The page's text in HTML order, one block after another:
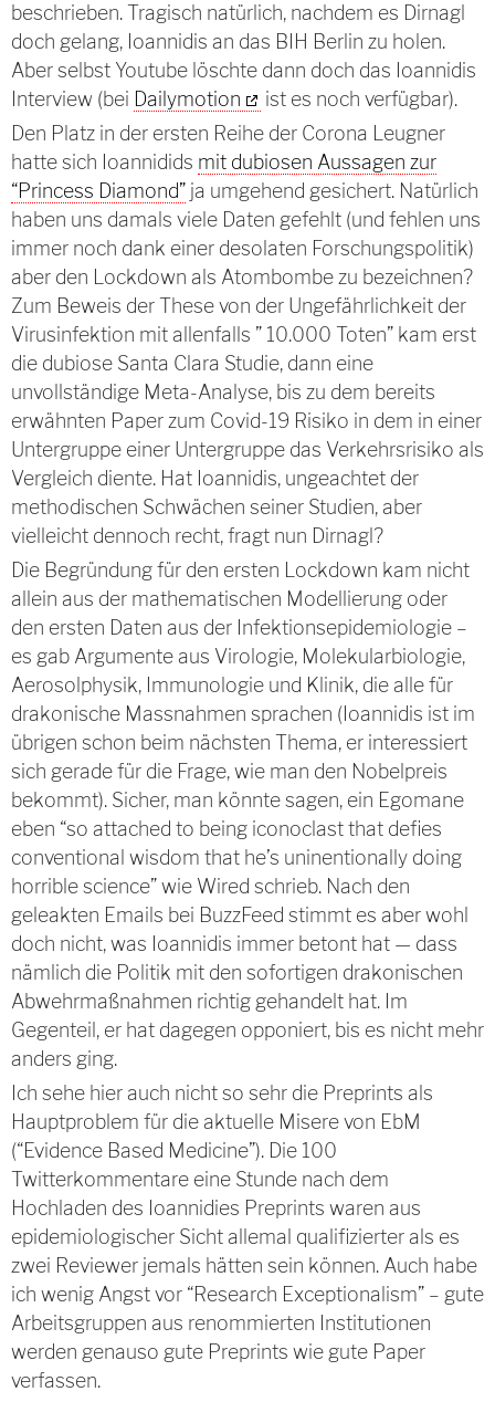
beschrieben. Tragisch natürlich, nachdem es Dirnagl
doch gelang, Ioannidis an das BIH Berlin zu holen.
Aber selbst Youtube löschte dann doch das Ioannidis
Interview (bei Dailymotion
ist es noch verfügbar).
Den Platz in der ersten Reihe der Corona Leugner
hatte sich Ioannidids mit dubiosen Aussagen zur
“Princess Diamond” ja umgehend gesichert. Natürlich
haben uns damals viele Daten gefehlt (und fehlen uns
immer noch dank einer desolaten Forschungspolitik)
aber den Lockdown als Atombombe zu bezeichnen?
Zum Beweis der These von der Ungefährlichkeit der
Virusinfektion mit allenfalls ” 10.000 Toten” kam erst
die dubiose Santa Clara Studie, dann eine
unvollständige Meta-Analyse, bis zu dem bereits
erwähnten Paper zum Covid-19 Risiko in dem in einer
Untergruppe einer Untergruppe das Verkehrsrisiko als
Vergleich diente. Hat Ioannidis, ungeachtet der
methodischen Schwächen seiner Studien, aber
vielleicht dennoch recht, fragt nun Dirnagl?
Die Begründung für den ersten Lockdown kam nicht
allein aus der mathematischen Modellierung oder
den ersten Daten aus der Infektionsepidemiologie –
es gab Argumente aus Virologie, Molekularbiologie,
Aerosolphysik, Immunologie und Klinik, die alle für
drakonische Massnahmen sprachen (Ioannidis ist im
übrigen schon beim nächsten Thema, er interessiert
sich gerade für die Frage, wie man den Nobelpreis
bekommt). Sicher, man könnte sagen, ein Egomane
eben “so attached to being iconoclast that defies
conventional wisdom that he’s uninentionally doing
horrible science” wie Wired schrieb. Nach den
geleakten Emails bei BuzzFeed stimmt es aber wohl
doch nicht, was Ioannidis immer betont hat — dass
nämlich die Politik mit den sofortigen drakonischen
Abwehrmaßnahmen richtig gehandelt hat. Im
Gegenteil, er hat dagegen opponiert, bis es nicht mehr
anders ging.
Ich sehe hier auch nicht so sehr die Preprints als
Hauptproblem für die aktuelle Misere von EbM
(“Evidence Based Medicine”). Die 100
Twitterkommentare eine Stunde nach dem
Hochladen des Ioannidies Preprints waren aus
epidemiologischer Sicht allemal qualifizierter als es
zwei Reviewer jemals hätten sein können. Auch habe
ich wenig Angst vor “Research Exceptionalism” – gute
Arbeitsgruppen aus renommierten Institutionen
werden genauso gute Preprints wie gute Paper
verfassen.